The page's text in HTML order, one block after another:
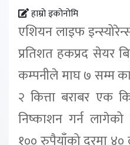
हाम्रो इकोनोमि
एशियन लाइफ
प्रतिशत हकप्रद सेयर
कम्पनीले माघ ७ सम्म
२ कित्ता बराबर एक
निष्काशन गर्न